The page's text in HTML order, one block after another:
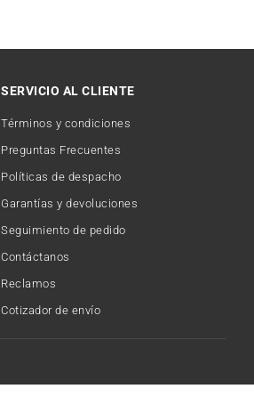
SERVICIO AL CLIENTE
Términos y condiciones
Preguntas Frecuentes
Políticas de despacho
Garantías y devoluciones
Seguimiento de pedido
Contáctanos
Reclamos
Cotizador de envío